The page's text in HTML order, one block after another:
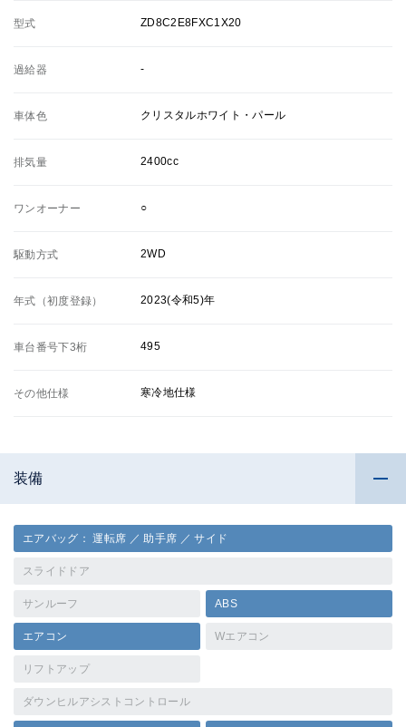
型式 ZD8C2E8FXC1X20
過給器 -
車体色 クリスタルホワイト・パール
排気量 2400cc
ワンオーナー ○
駆動方式 2WD
年式（初度登録） 2023(令和5)年
車台番号下3桁 495
その他仕様 寒冷地仕様
装備
エアバッグ： 運転席 ／ 助手席 ／ サイド
スライドドア
サンルーフ ABS
エアコン Wエアコン
リフトアップ
ダウンヒルアシストコントロール